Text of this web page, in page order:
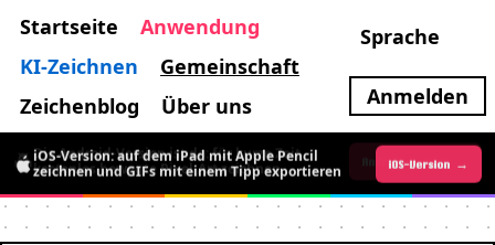
Startseite
Anwendung
KI-Zeichnen
Gemeinschaft
Zeichenblog
Über uns
Sprache
Anmelden
Die Android-Version ist da: für kurze Zeit
kostenlos bewegte Pixel-Art zeichnen
Android-Version →
iOS-Version: auf dem iPad mit Apple Pencil
zeichnen und GIFs mit einem Tipp exportieren
iOS-Version →